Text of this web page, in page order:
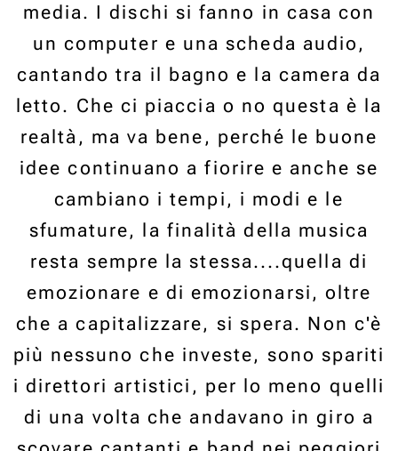
media. I dischi si fanno in casa con
un computer e una scheda audio,
cantando tra il bagno e la camera da
letto. Che ci piaccia o no questa è la
realtà, ma va bene, perché le buone
idee continuano a fiorire e anche se
cambiano i tempi, i modi e le
sfumature, la finalità della musica
resta sempre la stessa....quella di
emozionare e di emozionarsi, oltre
che a capitalizzare, si spera. Non c'è
più nessuno che investe, sono spariti
i direttori artistici, per lo meno quelli
di una volta che andavano in giro a